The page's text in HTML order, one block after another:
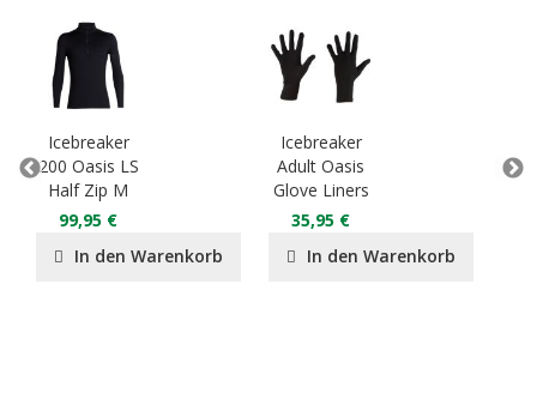
Icebreaker
200 Oasis LS
Half Zip M
99,95 €
In den Warenkorb
Icebreaker
Adult Oasis
Glove Liners
35,95 €
In den Warenkorb